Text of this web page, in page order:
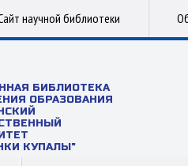
научной библиотеки
БИБЛИОТЕКА
ОБРАЗОВАНИЯ
КУПАЛЫ"